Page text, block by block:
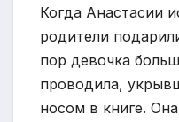
Когда Анастасии
родители
пор девочка
проводила,
носом в книге.